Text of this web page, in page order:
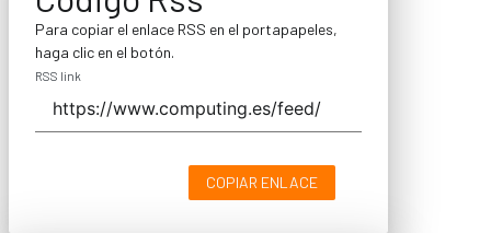
Para copiar el enlace RSS en el portapapeles,
haga clic en el botón.
RSS link
COPIAR ENLACE